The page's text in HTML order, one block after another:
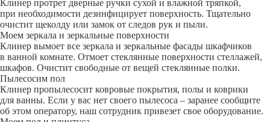
Клинер протрет дверные ручки сухой и влажной тряпкой,
при необходимости дезинфицирует поверхность. Тщательно
очистит щеколду или замок от следов рук и пыли.
Моем зеркала и зеркальные поверхности
Клинер вымоет все зеркала и зеркальные фасады шкафчиков
в ванной комнате. Отмоет стеклянные поверхности стеллажей,
шкафов. Очистит свободные от вещей стеклянные полки.
Пылесосим пол
Клинер пропылесосит ковровые покрытия, полы и коврики
для ванны. Если у вас нет своего пылесоса – заранее сообщите
об этом оператору, наш сотрудник привезет свое оборудование.